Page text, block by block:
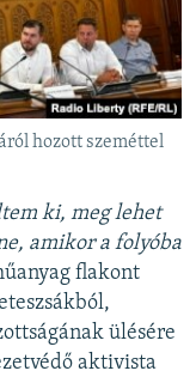
hozott szeméttel
ki, meg lehet
amikor a folyóba
flakont
ülésére
aktivista